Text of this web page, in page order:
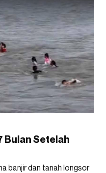
Bulan Setelah
banjir dan tanah longsor